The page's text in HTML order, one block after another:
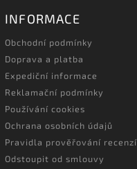
INFORMACE
Obchodní podmínky
Doprava a platba
Expediční informace
Reklamační podmínky
Používání cookies
Ochrana osobních údajů
Pravidla prověřování recenzí
Odstoupit od smlouvy